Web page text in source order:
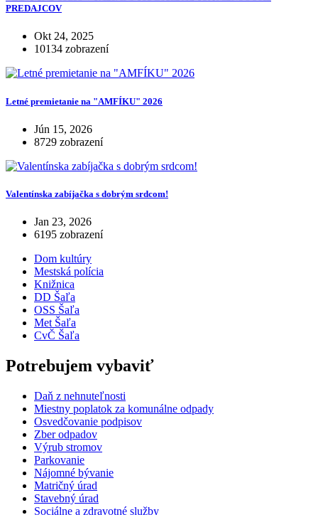
PREDAJCOV
Okt 24, 2025
10134 zobrazení
Letné premietanie na "AMFÍKU" 2026
Jún 15, 2026
8729 zobrazení
Valentínska zabíjačka s dobrým srdcom!
Jan 23, 2026
6195 zobrazení
Dom kultúry
Mestská polícia
Knižnica
DD Šaľa
OSS Šaľa
Met Šaľa
CvČ Šaľa
Potrebujem vybaviť
Daň z nehnuteľnosti
Miestny poplatok za komunálne odpady
Osvedčovanie podpisov
Zber odpadov
Výrub stromov
Parkovanie
Nájomné bývanie
Matričný úrad
Stavebný úrad
Sociálne a zdravotné služby